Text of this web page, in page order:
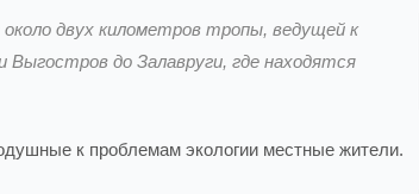
двух километров тропы, ведущей к
Выгостров до Залавруги, где находятся
к проблемам экологии местные жители.